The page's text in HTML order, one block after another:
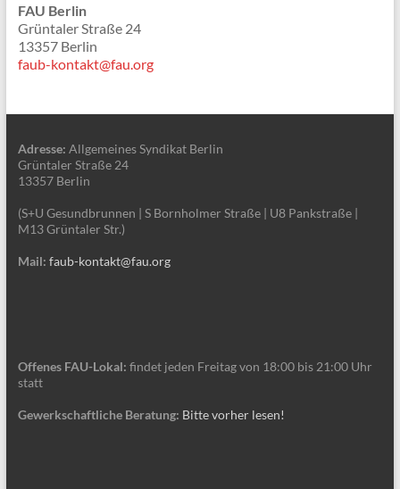
FAU Berlin
Grüntaler Straße 24
13357 Berlin
faub-kontakt@fau.org
Adresse: Allgemeines Syndikat Berlin
Grüntaler Straße 24
13357 Berlin
(S+U Gesundbrunnen | S Bornholmer Straße | U8 Pankstraße |
M13 Grüntaler Str.)
Mail: faub-kontakt@fau.org
Offenes FAU-Lokal: findet jeden Freitag von 18:00 bis 21:00 Uhr
statt
Gewerkschaftliche Beratung: Bitte vorher lesen!